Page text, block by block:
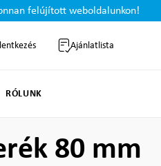
felújított weboldalunkon!
Ajánlatlista
RÓLUNK
80 mm